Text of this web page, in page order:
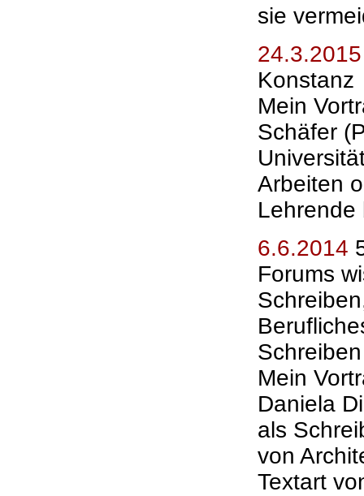
sie
24.3.2015
Konstanz
Mein
Schäfer
Arbeiten
Lehrende
6.6.2014
Forums
Mein
Daniela
als
von
Textart